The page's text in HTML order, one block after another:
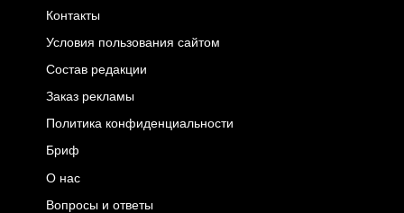
Контакты
Условия пользования сайтом
Состав редакции
Заказ рекламы
Политика конфиденциальности
Бриф
О нас
Вопросы и ответы